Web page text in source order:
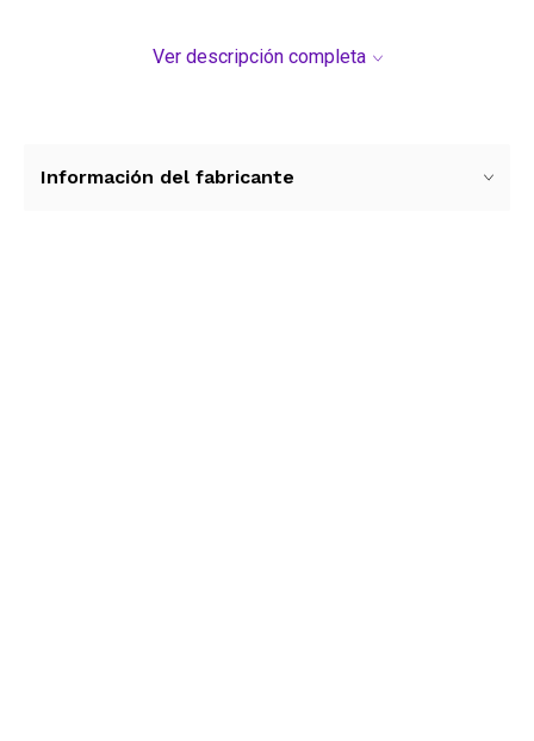
Ver descripción completa
Información del fabricante